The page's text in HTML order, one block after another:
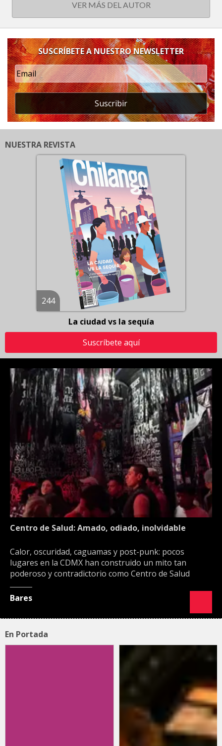
VER MÁS DEL AUTOR
SUSCRÍBETE A NUESTRO NEWSLETTER
Suscribir
NUESTRA REVISTA
244
La ciudad vs la sequía
Suscríbete aquí
Centro de Salud: Amado, odiado, inolvidable
Calor, oscuridad, caguamas y post-punk: pocos
lugares en la CDMX han construido un mito tan
poderoso y contradictorio como Centro de Salud
Bares
En Portada